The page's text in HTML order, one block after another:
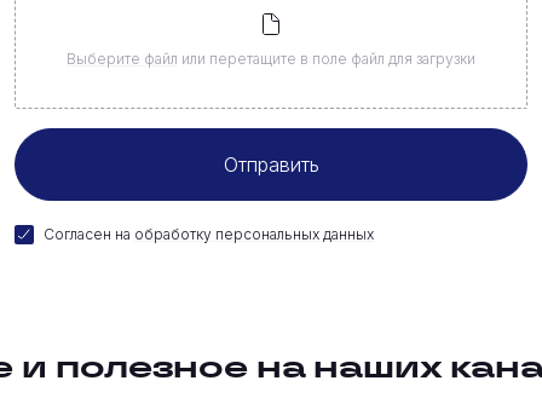
Выберите файл или перетащите в поле файл для загрузки
Согласен на обработку персональных данных
полезное на наших